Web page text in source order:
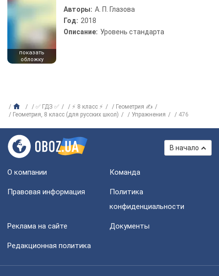
показать
обложку
Авторы: А. П. Глазова
Год: 2018
Описание: Уровень стандарта
✅ ГДЗ ✅ ⚡ 8 класс ⚡
Геометрия ✍
Геометрия, 8 класс (для русских школ)
Упражнения 476
В начало
О компании Команда
Правовая информация
Политика
конфиденциальности
Реклама на сайте Документы
Редакционная политика